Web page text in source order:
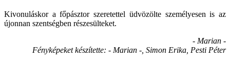
Kivonuláskor a főpásztor szeretettel üdvözölte személyesen is az
újonnan szentségben részesülteket.
- Marian -
Fényképeket készítette: - Marian -, Simon Erika, Pesti Péter